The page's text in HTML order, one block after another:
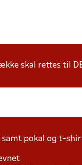
skal rettes til
samt pokal og t-